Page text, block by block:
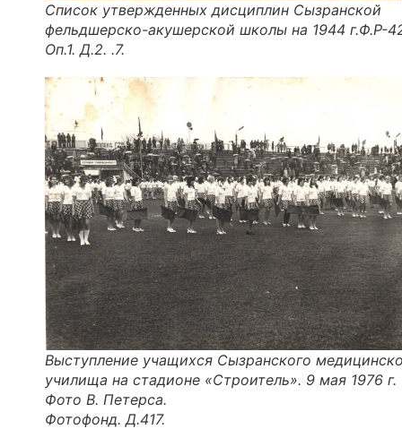
Список утвержденных дисциплин Сызранской
фельдшерско-акушерской школы на 1944 г.Ф.Р-
Оп.1. Д.2. .7.
Выступление учащихся Сызранского
училища на стадионе «Строитель». 9 мая 1976 г.
Фото В. Петерса.
Фотофонд. Д.417.